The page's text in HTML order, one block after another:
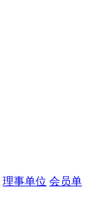
理事单位 会员单